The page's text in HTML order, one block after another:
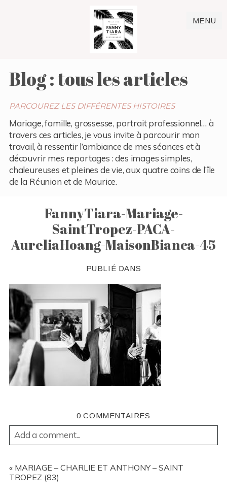
MENU
Blog : tous les articles
PARCOUREZ LES DIFFÉRENTES HISTOIRES
Mariage, famille, grossesse, portrait professionnel… à
travers ces articles, je vous invite à parcourir mon
travail, à ressentir l’ambiance de mes séances et à
découvrir mes reportages : des images simples,
chaleureuses et pleines de vie, aux quatre coins de l’île
de la Réunion et de Maurice.
FannyTiara-Mariage-
SaintTropez-PACA-
AureliaHoang-MaisonBianca-45
PUBLIÉ DANS
0 COMMENTAIRES
Add a comment...
REQUIRED FIELDS ARE MARKED *
« MARIAGE – CHARLIE ET ANTHONY – SAINT
TROPEZ (83)